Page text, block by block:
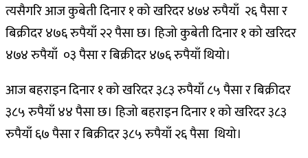
त्यसैगरि आज कुबेती दिनार १ को खरिदर ४७४ रुपैयाँ २६ पैसा र
बिक्रीदर ४७६ रुपैयाँ २२ पैसा छ। हिजो कुबेती दिनार १ को खरिदर
४७४ रुपैयाँ ०३ पैसा र बिक्रीदर ४७६ रुपैयाँ थियो।
आज बहराइन दिनार १ को खरिदर ३८३ रुपैयाँ ८५ पैसा र बिक्रीदर
३८५ रुपैयाँ ४४ पैसा छ। हिजो बहराइन दिनार १ को खरिदर ३८३
रुपैयाँ ६७ पैसा र बिक्रीदर ३८५ रुपैयाँ २६ पैसा थियो।